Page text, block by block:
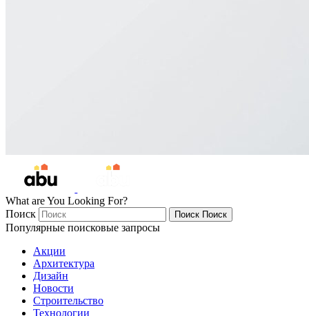
What are You Looking For?
Поиск
Поиск Поиск
Популярные поисковые запросы
Акции
Архитектура
Дизайн
Новости
Строительство
Технологии